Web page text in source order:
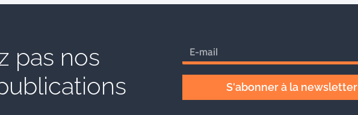
pas nos
S'abonner à la newsletter